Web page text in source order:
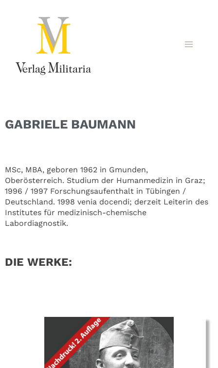
GABRIELE BAUMANN
MSc, MBA, geboren 1962 in Gmunden,
Oberösterreich. Studium der Humanmedizin in Graz;
1996 / 1997 Forschungsaufenthalt in Tübingen /
Deutschland. 1998 venia docendi; derzeit Leiterin des
Institutes für medizinisch-chemische
Labordiagnostik.
DIE WERKE: